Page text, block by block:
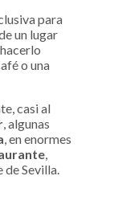
para
un lugar
o una
casi al
, algunas
, en enormes
,
de Sevilla.